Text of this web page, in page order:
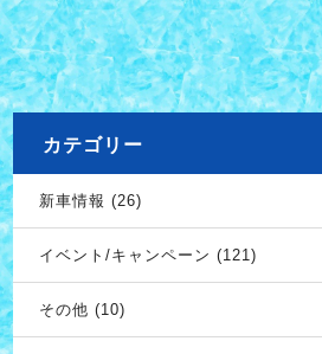
カテゴリー
新車情報 (26)
イベント/キャンペーン (121)
その他 (10)